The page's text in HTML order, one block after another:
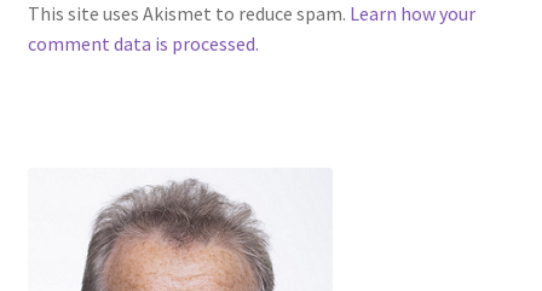
This site uses Akismet to reduce spam. Learn how your
comment data is processed.